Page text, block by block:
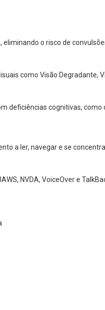
o risco de
como Visão Degradante,
deficiências cognitivas,
a ler, navegar e se
NVDA, VoiceOver e